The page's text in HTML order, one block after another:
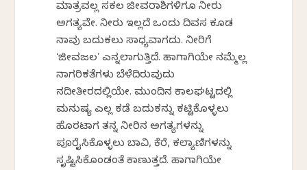
ಮಾತ್ರವಲ್ಲ ಸಕಲ ಜೀವರಾಶಿಗಳಿಗೂ ನೀರು
ಅಗತ್ಯವೇ. ನೀರು ಇಲ್ಲದೆ ಒಂದು ದಿವಸ ಕೂಡ
ನಾವು ಬದುಕಲು ಸಾಧ್ಯವಾಗದು. ನೀರಿಗೆ
ʻಜೀವಜಲʼ ಎನ್ನಲಾಗುತ್ತಿದೆ. ಹಾಗಾಗಿಯೇ ನಮ್ಮೆಲ್ಲ
ನಾಗರಿಕತೆಗಳು ಬೆಳೆದಿರುವುದು
ನದೀತೀರದಲ್ಲಿಯೇ. ಮುಂದಿನ ಕಾಲಘಟ್ಟದಲ್ಲಿ
ಮನುಷ್ಯ ಎಲ್ಲ ಕಡೆ ಬದುಕನ್ನು ಕಟ್ಟಿಕೊಳ್ಳಲು
ಹೊರಟಾಗ ತನ್ನ ನೀರಿನ ಅಗತ್ಯಗಳನ್ನು
ಪೂರೈಸಿಕೊಳ್ಳಲು ಬಾವಿ, ಕೆರೆ, ಕಲ್ಯಾಣಿಗಳನ್ನು
ಸೃಷ್ಟಿಸಿಕೊಂಡಂತೆ ಕಾಣುತ್ತದೆ. ಹಾಗಾಗಿಯೇ